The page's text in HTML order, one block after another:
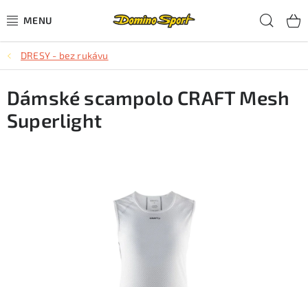
na
CYKLISTIKA
SJEZDOVÉ LYŽOVÁNÍ
SKIALPOVÉ LYŽOVÁNÍ
DRESY - bez rukávu
Dámské scampolo CRAFT Mesh
Superlight